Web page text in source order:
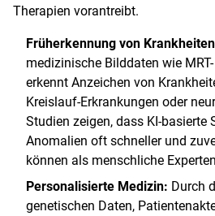
Therapien vorantreibt.
Früherkennung von
medizinische Bilddaten wie
erkennt Anzeichen von
Kreislauf-Erkrankungen oder
Studien zeigen, dass KI-basierte
Anomalien oft schneller und
können als menschliche
Personalisierte Medizin: Durch
genetischen Daten,